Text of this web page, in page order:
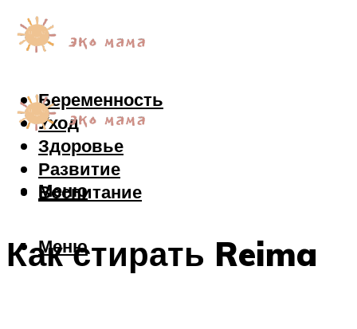
Беременность
Уход
Здоровье
Развитие
Воспитание
Меню
Меню
Как стирать Reima